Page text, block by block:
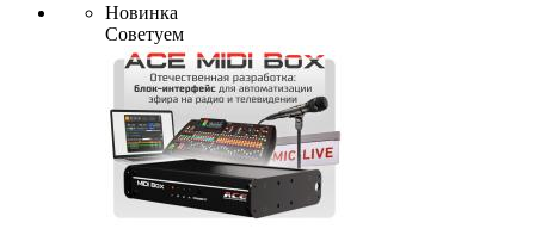
Новинка
Советуем